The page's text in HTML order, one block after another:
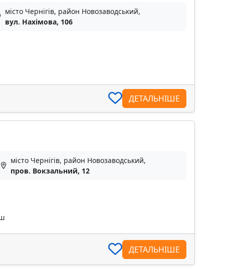
місто Чернігів, район Новозаводський,
вул. Нахімова, 106
ДЕТАЛЬНІШЕ
місто Чернігів, район Новозаводський,
пров. Вокзальний, 12
ДЕТАЛЬНІШЕ